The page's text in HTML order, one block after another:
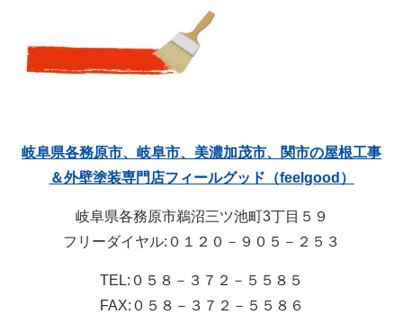
岐阜県各務原市、岐阜市、美濃加茂市、関市の屋根工事
＆外壁塗装専門店フィールグッド（feelgood）
岐阜県各務原市鵜沼三ツ池町3丁目５９
フリーダイヤル:０１２０－９０５－２５３
TEL:０５８－３７２－５５８５
FAX:０５８－３７２－５５８６